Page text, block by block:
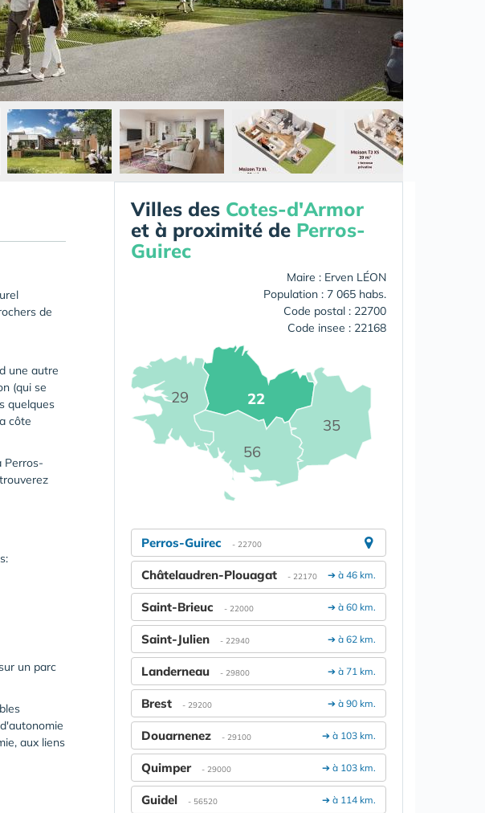
de
une autre
(qui se
quelques
côte
Perros-
un parc
aux liens
Villes des Cotes-d'Armor
et à proximité de Perros-
Guirec
Maire : Erven LÉON
Population : 7 065 habs.
Code postal : 22700
Code insee : 22168
22
29
35
56
Perros-Guirec - 22700
➔ à 46 km.
Châtelaudren-Plouagat - 22170
➔ à 60 km.
Saint-Brieuc - 22000
➔ à 62 km.
Saint-Julien - 22940
➔ à 71 km.
Landerneau - 29800
➔ à 90 km.
Brest - 29200
➔ à 103 km.
Douarnenez - 29100
➔ à 103 km.
Quimper - 29000
➔ à 114 km.
Guidel - 56520